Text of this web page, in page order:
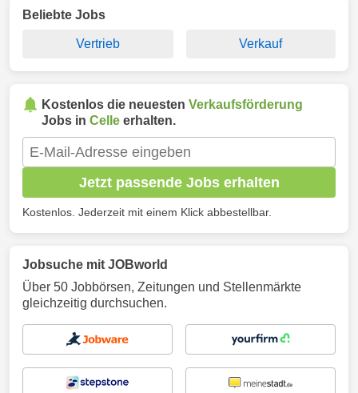
Beliebte Jobs
Vertrieb Verkauf
Kostenlos die neuesten Verkaufsförderung
Jobs in Celle erhalten.
Jetzt passende Jobs erhalten
Kostenlos. Jederzeit mit einem Klick abbestellbar.
Jobsuche mit JOBworld
Über 50 Jobbörsen, Zeitungen und Stellenmärkte
gleichzeitig durchsuchen.